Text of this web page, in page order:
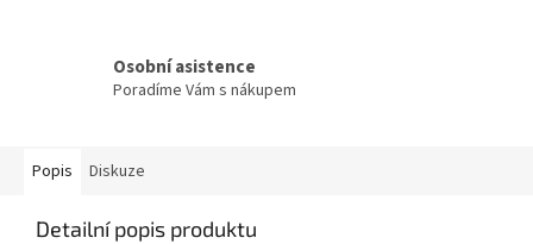
Osobní asistence
Poradíme Vám s nákupem
Popis Diskuze
Detailní popis produktu